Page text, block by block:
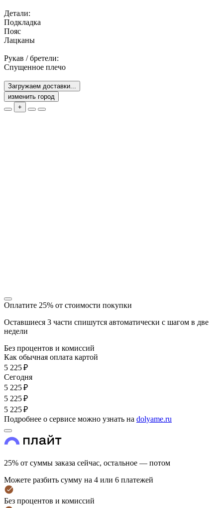
Детали:
Подкладка
Пояс
Лацканы
Рукав / бретели:
Спущенное плечо
Загружаем доставки...
изменить город
+
Оплатите 25% от стоимости покупки
Оставшиеся 3 части спишутся автоматически с шагом в две
недели
Без процентов и комиссий
Как обычная оплата картой
5 225 ₽
Cегодня
5 225 ₽
5 225 ₽
5 225 ₽
Подробнее о сервисе можно узнать на dolyame.ru
25% от суммы заказа сейчас, остальное — потом
Можете разбить сумму на 4 или 6 платежей
Без процентов и комиссий